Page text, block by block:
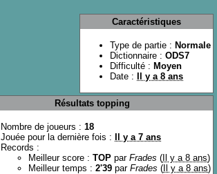
Caractéristiques
Type de partie : Normale
Dictionnaire : ODS7
Difficulté : Moyen
Date :
Il y a 8 ans
Résultats topping
Nombre de joueurs : 18
Jouée pour la dernière fois :
Il y a 7 ans
Records :
Meilleur score : TOP par Frades ( Il y a 8 ans)
Meilleur temps : 2'39 par Frades ( Il y a 8 ans)